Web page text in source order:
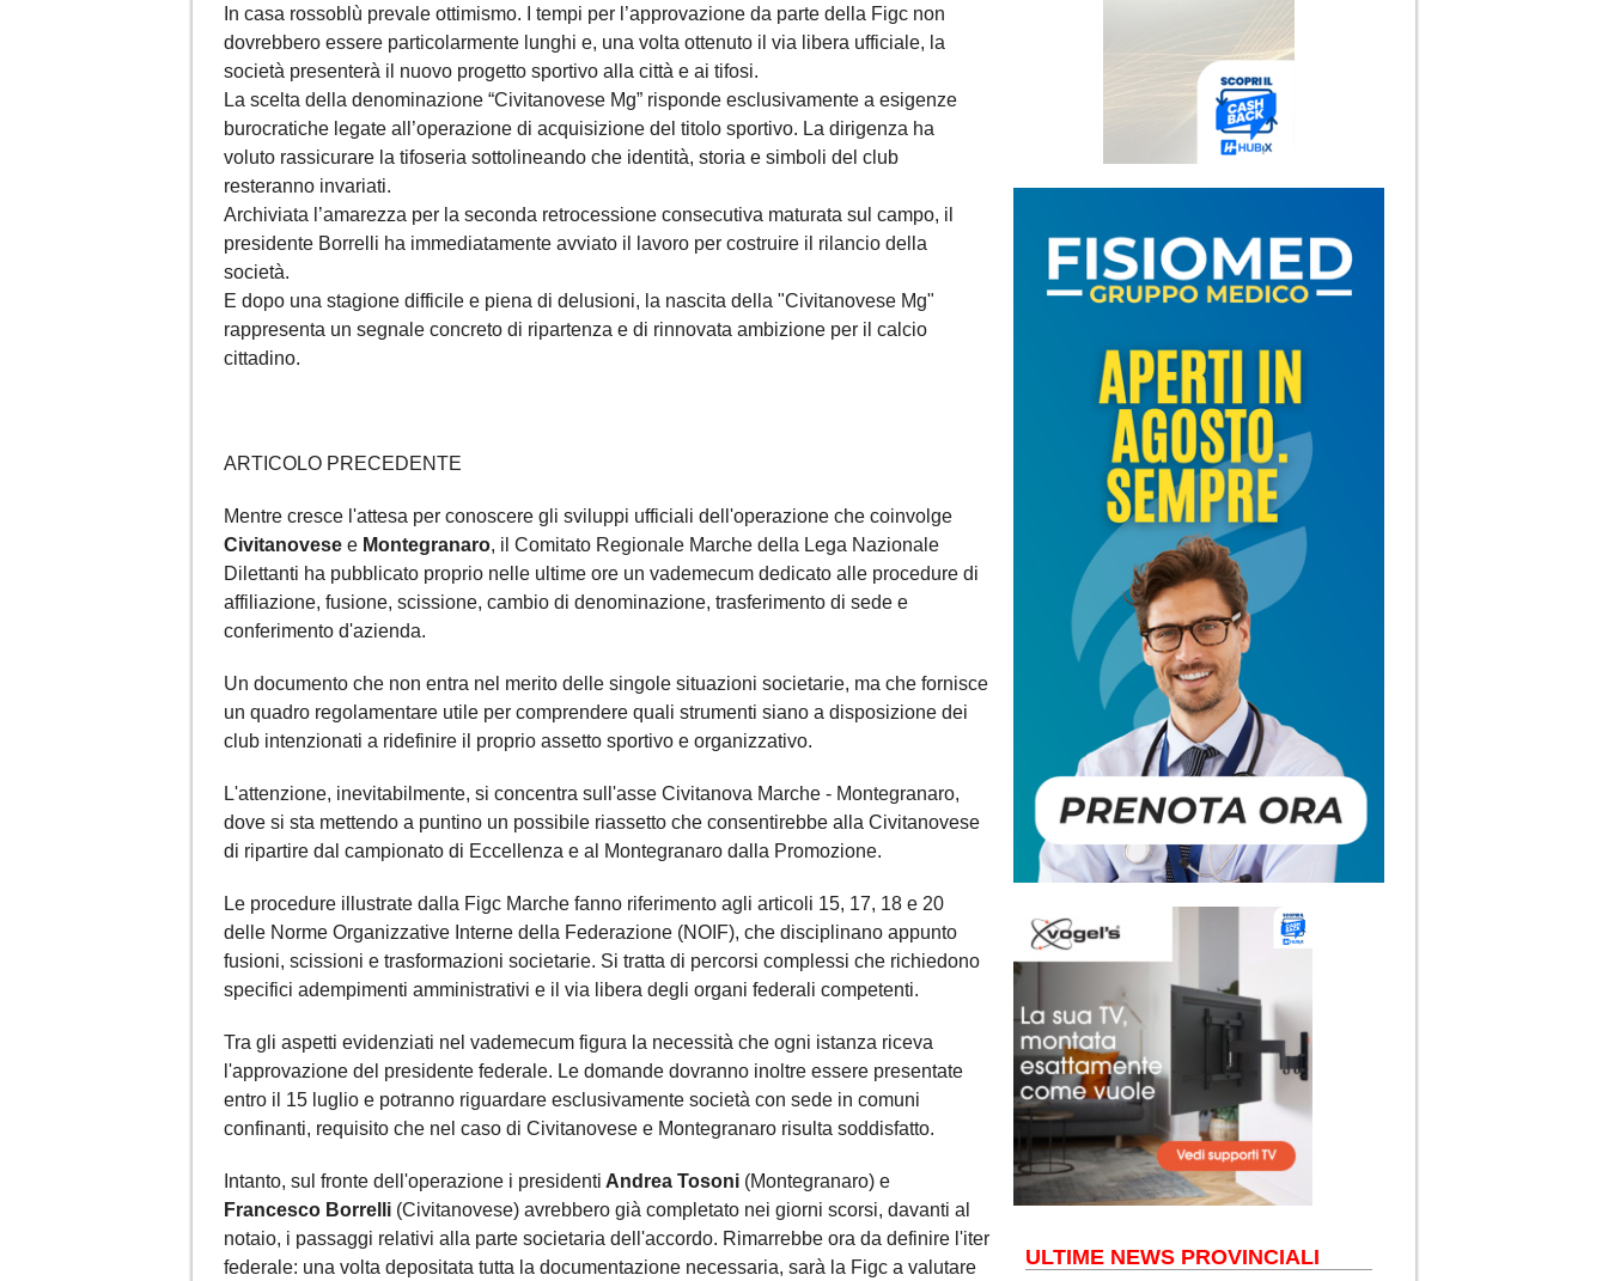
In casa rossoblù prevale ottimismo. I tempi per l’approvazione da parte della Figc non
dovrebbero essere particolarmente lunghi e, una volta ottenuto il via libera ufficiale, la
società presenterà il nuovo progetto sportivo alla città e ai tifosi.
La scelta della denominazione “Civitanovese Mg” risponde esclusivamente a esigenze
burocratiche legate all’operazione di acquisizione del titolo sportivo. La dirigenza ha
voluto rassicurare la tifoseria sottolineando che identità, storia e simboli del club
resteranno invariati.
Archiviata l’amarezza per la seconda retrocessione consecutiva maturata sul campo, il
presidente Borrelli ha immediatamente avviato il lavoro per costruire il rilancio della
società.
E dopo una stagione difficile e piena di delusioni, la nascita della "Civitanovese Mg"
rappresenta un segnale concreto di ripartenza e di rinnovata ambizione per il calcio
cittadino.
ARTICOLO PRECEDENTE
Mentre cresce l'attesa per conoscere gli sviluppi ufficiali dell'operazione che coinvolge
Civitanovese e Montegranaro, il Comitato Regionale Marche della Lega Nazionale
Dilettanti ha pubblicato proprio nelle ultime ore un vademecum dedicato alle procedure di
affiliazione, fusione, scissione, cambio di denominazione, trasferimento di sede e
conferimento d'azienda.
Un documento che non entra nel merito delle singole situazioni societarie, ma che fornisce
un quadro regolamentare utile per comprendere quali strumenti siano a disposizione dei
club intenzionati a ridefinire il proprio assetto sportivo e organizzativo.
L'attenzione, inevitabilmente, si concentra sull'asse Civitanova Marche - Montegranaro,
dove si sta mettendo a puntino un possibile riassetto che consentirebbe alla Civitanovese
di ripartire dal campionato di Eccellenza e al Montegranaro dalla Promozione.
Le procedure illustrate dalla Figc Marche fanno riferimento agli articoli 15, 17, 18 e 20
delle Norme Organizzative Interne della Federazione (NOIF), che disciplinano appunto
fusioni, scissioni e trasformazioni societarie. Si tratta di percorsi complessi che richiedono
specifici adempimenti amministrativi e il via libera degli organi federali competenti.
Tra gli aspetti evidenziati nel vademecum figura la necessità che ogni istanza riceva
l'approvazione del presidente federale. Le domande dovranno inoltre essere presentate
entro il 15 luglio e potranno riguardare esclusivamente società con sede in comuni
confinanti, requisito che nel caso di Civitanovese e Montegranaro risulta soddisfatto.
Intanto, sul fronte dell'operazione i presidenti Andrea Tosoni (Montegranaro) e
Francesco Borrelli (Civitanovese) avrebbero già completato nei giorni scorsi, davanti al
notaio, i passaggi relativi alla parte societaria dell'accordo. Rimarrebbe ora da definire l'iter
federale: una volta depositata tutta la documentazione necessaria, sarà la Figc a valutare
ULTIME NEWS PROVINCIALI